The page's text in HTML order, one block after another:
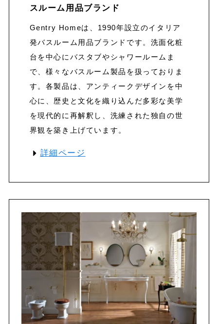
スルーム 用品ブランド
Gentry Homeは、1990年設立のイタリア
発バスルーム用品ブランドです。洗面化粧
台を中心にバスタブやシャワールームま
で、様々なバスルーム製品を扱っておりま
す。各製品は、アンティークデザインを中
心に、歴史と文化を織り込んだ多彩な美学
を現代的に再解釈し、洗練された独自の世
界観を築き上げています。
詳細ページ